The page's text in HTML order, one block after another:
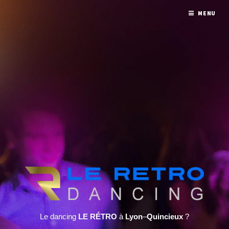
Le dancing LE RÉTRO à Lyon–Quincieux ?
MENU